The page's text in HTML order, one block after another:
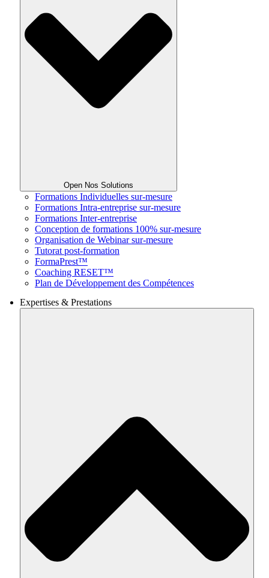
Open Nos Solutions
Formations Individuelles sur-mesure
Formations Intra-entreprise sur-mesure
Formations Inter-entreprise
Conception de formations 100% sur-mesure
Organisation de Webinar sur-mesure
Tutorat post-formation
FormaPrest™
Coaching RESET™
Plan de Développement des Compétences
Expertises & Prestations